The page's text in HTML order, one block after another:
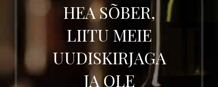
HEA SÕBER,
LIITU MEIE
UUDISKIRJAGA
JA OLE